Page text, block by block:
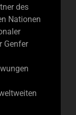
des
Nationen
Genfer